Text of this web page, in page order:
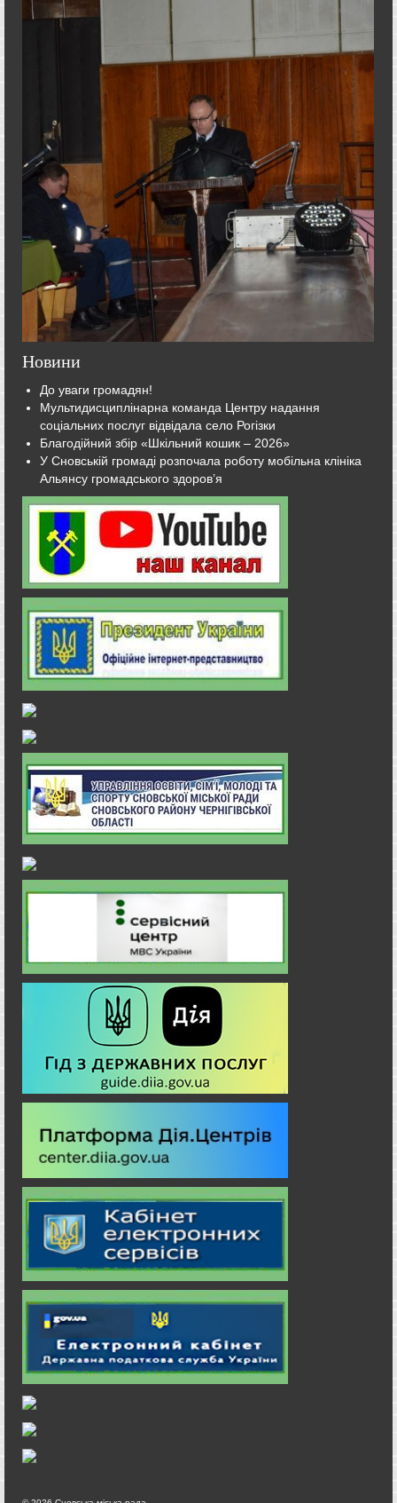
Новини
До уваги громадян!
Мультидисциплінарна команда Центру надання
соціальних послуг відвідала село Рогізки
Благодійний збір «Шкільний кошик – 2026»
У Сновській громаді розпочала роботу мобільна клініка
Альянсу громадського здоров’я